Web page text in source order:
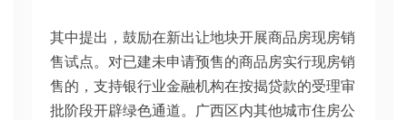
其中提出，鼓励在新出让地块开展商品房现房销
售试点。对已建未申请预售的商品房实行现房销
售的，支持银行业金融机构在按揭贷款的受理审
批阶段开辟绿色通道。广西区内其他城市住房公